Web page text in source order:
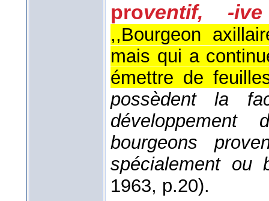
proventif, -
,,Bourgeon
mais qui a
émettre de
possèdent la
développement
bourgeons
spécialement ou
1963, p.20).